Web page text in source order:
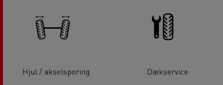
Hjul / akselsporing Dækservice